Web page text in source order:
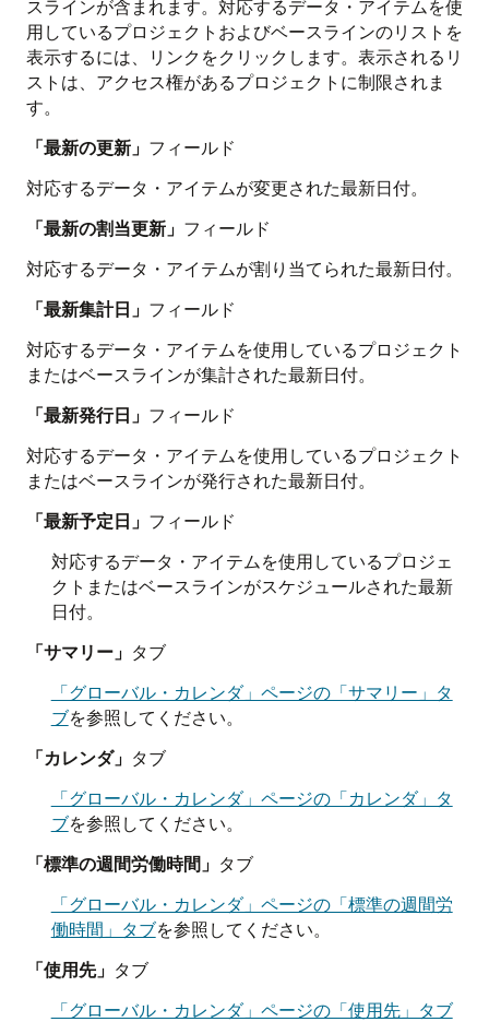
スラインが含まれます。対応するデータ・アイテムを使
用しているプロジェクトおよびベースラインのリストを
表示するには、リンクをクリックします。表示されるリ
ストは、アクセス権があるプロジェクトに制限されま
す。
「最新の更新」 フィールド
対応するデータ・アイテムが変更された最新日付。
「最新の割当更新」 フィールド
対応するデータ・アイテムが割り当てられた最新日付。
「最新集計日」 フィールド
対応するデータ・アイテムを使用しているプロジェクト
またはベースラインが集計された最新日付。
「最新発行日」 フィールド
対応するデータ・アイテムを使用しているプロジェクト
またはベースラインが発行された最新日付。
「最新予定日」 フィールド
対応するデータ・アイテムを使用しているプロジェ
クトまたはベースラインがスケジュールされた最新
日付。
「サマリー」 タブ
「グローバル・カレンダ」ページの「サマリー」タ
ブを参照してください。
「カレンダ」 タブ
「グローバル・カレンダ」ページの「カレンダ」タ
ブを参照してください。
「標準の週間労働時間」 タブ
「グローバル・カレンダ」ページの「標準の週間労
働時間」タブを参照してください。
「使用先」 タブ
「グローバル・カレンダ」ページの「使用先」タブ